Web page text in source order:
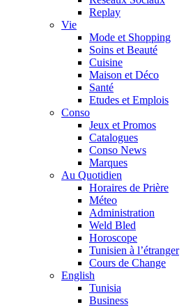
Replay
Vie
Mode et Shopping
Soins et Beauté
Cuisine
Maison et Déco
Santé
Etudes et Emplois
Conso
Jeux et Promos
Catalogues
Conso News
Marques
Au Quotidien
Horaires de Prière
Méteo
Administration
Weld Bled
Horoscope
Tunisien à l’étranger
Cours de Change
English
Tunisia
Business